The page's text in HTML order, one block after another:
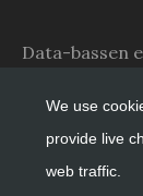
Data-bassen
26684439 -
We use
provide live
web traffic.